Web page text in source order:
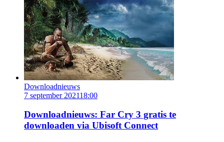
Downloadnieuws
7 september 202118:00
Downloadnieuws: Far Cry 3 gratis te
downloaden via Ubisoft Connect